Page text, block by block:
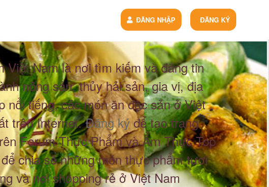
ĐĂNG KÝ
ĐĂNG NHẬP
Việt Nam là nơi tìm kiếm và đăng tin
nông sản, thủy hải sản, gia vị, địa
nổi tiếng, các món ăn đặc sản ở Việt
trên Internet.Đăng kýđể tạo trang
Forum Thực Phẩm và Ẩm Thực Top
chia sẽ những món thực phẩm tươi
và nơi shopping rẻ ở Việt Nam